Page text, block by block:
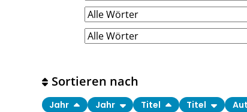
Sortieren nach
Jahr Jahr Titel Titel